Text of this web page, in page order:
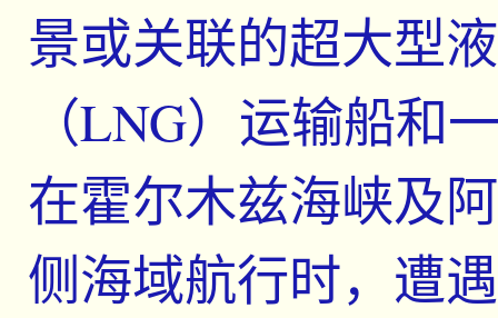
景或关联的超大型
（LNG）运输船和
在霍尔木兹海峡及
侧海域航行时，遭